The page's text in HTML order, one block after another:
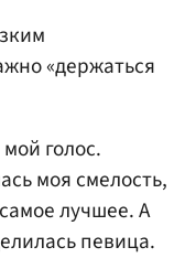
«держаться
голос.
моя смелость,
лучшее. А
певица.